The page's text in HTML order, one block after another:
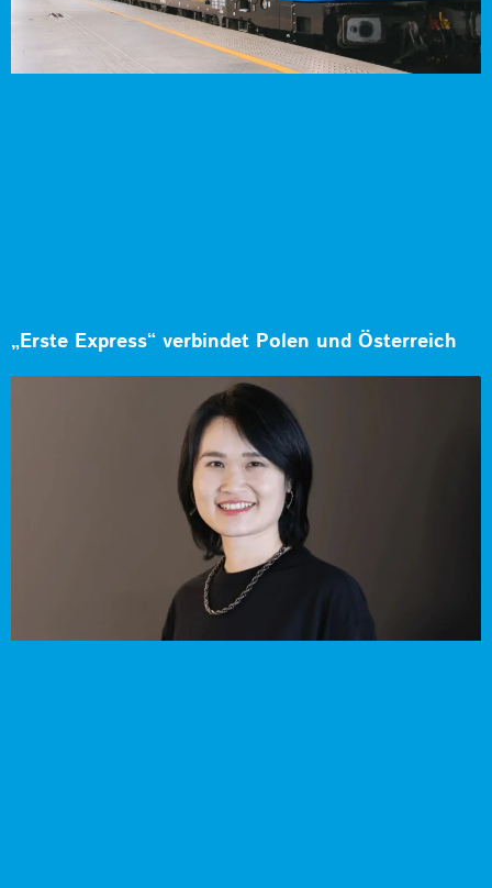
„Erste Express“ verbindet Polen und Österreich